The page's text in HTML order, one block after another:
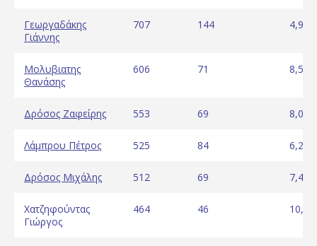
Γεωργαδάκης
Γιάννης
707 144 4,91
Μολυβιατης
Θανάσης
606 71 8,54
Δρόσος Ζαφείρης 553 69 8,01
Λάμπρου Πέτρος 525 84 6,25
Δρόσος Μιχάλης 512 69 7,42
Χατζηφούντας
Γιώργος
464 46 10,09